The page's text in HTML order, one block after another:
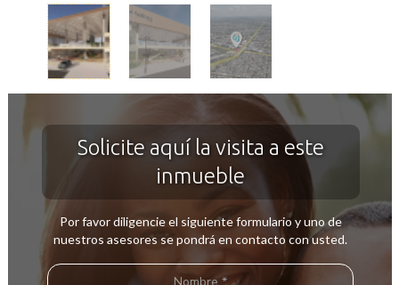
Solicite aquí la visita a este
inmueble
Por favor diligencie el siguiente formulario y uno de
nuestros asesores se pondrá en contacto con usted.